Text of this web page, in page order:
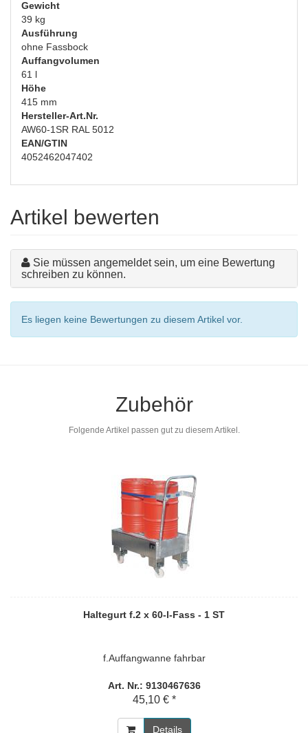
Gewicht
39 kg
Ausführung
ohne Fassbock
Auffangvolumen
61 l
Höhe
415 mm
Hersteller-Art.Nr.
AW60-1SR RAL 5012
EAN/GTIN
4052462047402
Artikel bewerten
Sie müssen angemeldet sein, um eine Bewertung
schreiben zu können.
Es liegen keine Bewertungen zu diesem Artikel vor.
Zubehör
Folgende Artikel passen gut zu diesem Artikel.
Haltegurt f.2 x 60-l-Fass - 1 ST
f.Auffangwanne fahrbar
Art. Nr.: 9130467636
45,10 € *
Details